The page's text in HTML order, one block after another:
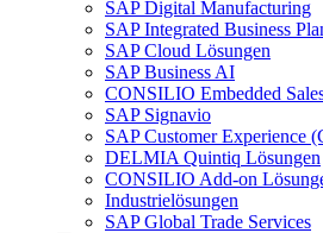
SAP Digital Manufacturing
SAP Integrated Business
SAP Cloud Lösungen
SAP Business AI
CONSILIO Embedded
SAP Signavio
SAP Customer Experience
DELMIA Quintiq Lösungen
CONSILIO Add-on
Industrielösungen
SAP Global Trade Services